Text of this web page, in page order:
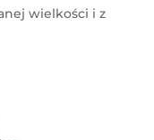
wielkości i z